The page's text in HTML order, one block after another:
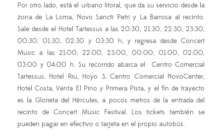
Por otro lado, está el urbano litoral, que da su servicio desde la
zona de La Loma, Novo Sancti Petri y La Barrosa al recinto.
Sale desde el Hotel Tartessus a las 20:30, 21:30, 22:30, 23:30,
00:30, 01:30, 02:30 y 03:30 h, y regresa desde Concert
Music a las 21:00, 22:00, 23:00, 00:00, 01:00, 02:00,
03:00 y 04:00 h. Su recorrido abarca el Centro Comercial
Tartessus, Hotel Riu, Hoyo 3, Centro Comercial NovoCenter,
Hotel Costa, Venta El Pino y Primera Pista, y el fin de trayecto
es la Glorieta del Hércules, a pocos metros de la entrada del
recinto de Concert Music Festival. Los tickets también se
pueden pagar en efectivo o tarjeta en el propio autobús.